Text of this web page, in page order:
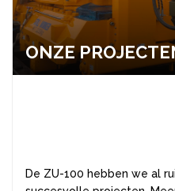
ONZE
De ZU-100 hebben we al